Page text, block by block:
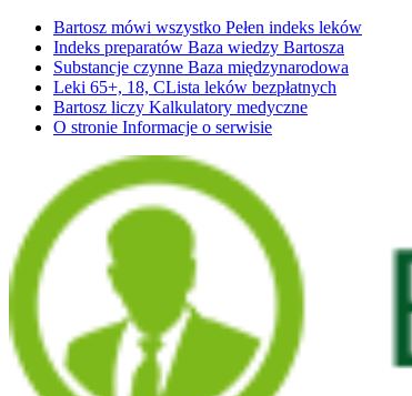
Bartosz mówi wszystko Pełen indeks leków
Indeks preparatów Baza wiedzy Bartosza
Substancje czynne Baza międzynarodowa
Leki 65+, 18, CLista leków bezpłatnych
Bartosz liczy Kalkulatory medyczne
O stronie Informacje o serwisie